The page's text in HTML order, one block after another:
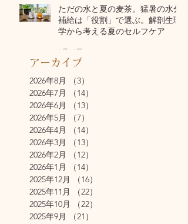
ただの水と夏の麦茶。猛暑の水分
補給は「役割」で選ぶ。解剖生理
学から考える夏のセルフケア
7月17日
アーカイブ
2026年8月
（3）
2026年7月
（14）
2026年6月
（13）
2026年5月
（7）
2026年4月
（14）
2026年3月
（13）
2026年2月
（12）
2026年1月
（14）
2025年12月
（16）
2025年11月
（22）
2025年10月
（22）
2025年9月
（21）